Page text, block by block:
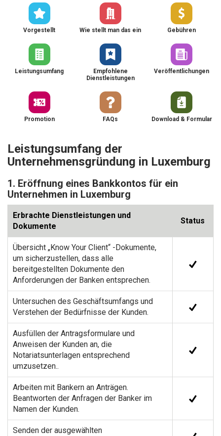
Vorgestellt Wie stellt man das ein Gebühren
Leistungsumfang
Empfohlene
Dienstleistungen
Veröffentlichungen
Promotion FAQs Download & Formular
Leistungsumfang der
Unternehmensgründung in Luxemburg
1. Eröffnung eines Bankkontos für ein
Unternehmen in Luxemburg
Erbrachte Dienstleistungen und
Dokumente
Status
Übersicht „Know Your Client“ -Dokumente,
um sicherzustellen, dass alle
bereitgestellten Dokumente den
Anforderungen der Banken entsprechen.
Untersuchen des Geschäftsumfangs und
Verstehen der Bedürfnisse der Kunden.
Ausfüllen der Antragsformulare und
Anweisen der Kunden an, die
Notariatsunterlagen entsprechend
umzusetzen..
Arbeiten mit Bankern an Anträgen.
Beantworten der Anfragen der Banker im
Namen der Kunden.
Senden der ausgewählten